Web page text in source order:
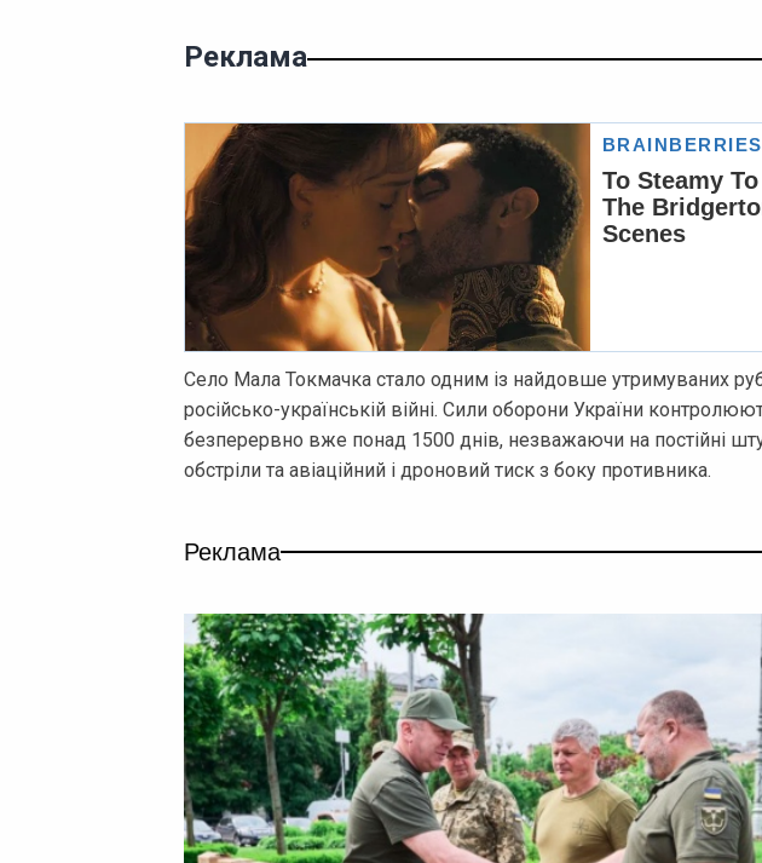
Реклама
Село Мала Токмачка стало одним із найдовше утримуваних
російсько-українській війні. Сили оборони України
безперервно вже понад 1500 днів, незважаючи на постійні
обстріли та авіаційний і дроновий тиск з боку противника.
Реклама